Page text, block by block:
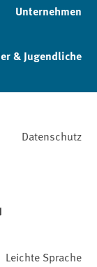
Unternehmen
& Jugendliche
Datenschutz
Leichte Sprache